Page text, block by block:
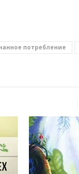
потребление